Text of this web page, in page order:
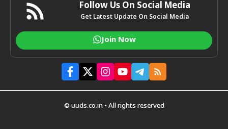
Follow Us On Social Media
Get Latest Update On Social Media
Join Now
© uuds.co.in • All rights reserved